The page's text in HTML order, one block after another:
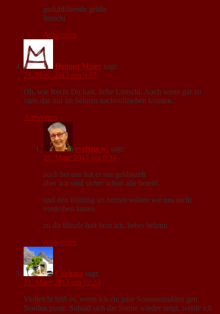
geduldübende grüße
lintschi
Antworten
Helmut Maier sagt:
21. März 2013 um 9:07
Oh, wie Recht Du hast, liebe Lintschi. Auch wenn gar zu
viele das nur im Sehnen nachvollziehen können.
Antworten
evelyne w. sagt:
21. März 2013 um 9:34
auch bei uns hat er nur geblinzelt.
aber wir sind sicher schon alle bereit!
und den frühling im herzen sollten wir uns nicht
verderben lassen.
zu dir blinzle halt heut ich, lieber helmut
Antworten
Corinna sagt:
21. März 2013 um 12:23
Vielleicht hilft es, wenn ich ein paar Sonnenstrahlen gen
Norden puste. Sobald sich die Sonne wieder zeigt, werde ich